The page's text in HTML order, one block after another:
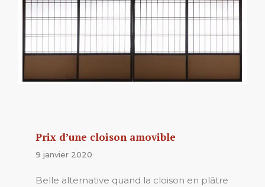
Prix d’une cloison amovible
9 janvier 2020
Belle alternative quand la cloison en plâtre